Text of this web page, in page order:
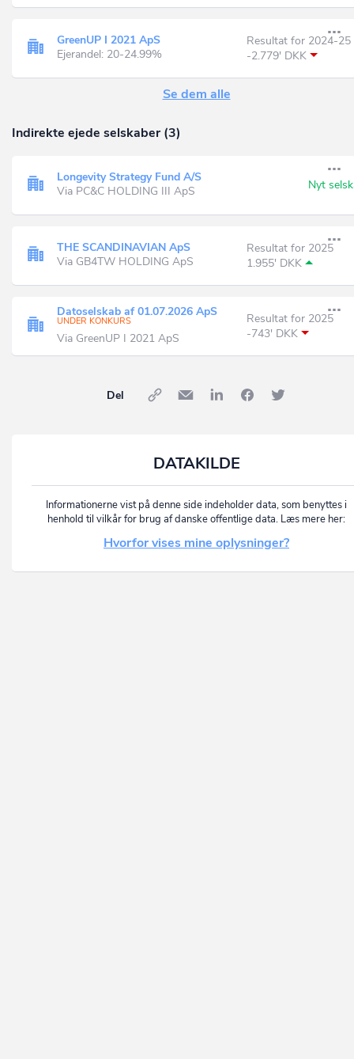
GreenUP I 2021 ApS
Ejerandel: 20-24.99%
Resultat for 2024-25
-2.779' DKK
Se dem alle
Indirekte ejede selskaber (3)
Longevity Strategy Fund A/S
Via PC&C HOLDING III ApS
Nyt
THE SCANDINAVIAN ApS
Via GB4TW HOLDING ApS
Resultat for 2025
1.955' DKK
Datoselskab af 01.07.2026 ApS
UNDER KONKURS
Via GreenUP I 2021 ApS
Resultat for 2025
-743' DKK
Del
DATAKILDE
Informationerne vist på denne side indeholder data, som benyttes i
henhold til vilkår for brug af danske offentlige data. Læs mere her:
Hvorfor vises mine oplysninger?